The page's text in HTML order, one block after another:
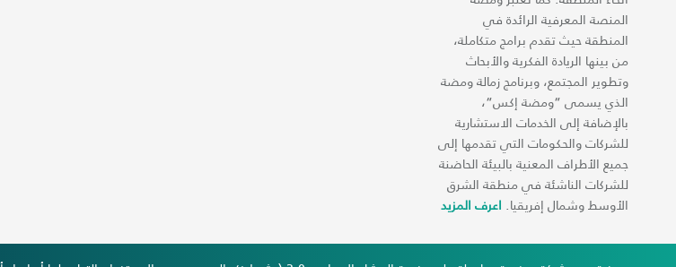
المنصة المعرفية الرائدة في
المنطقة حيث تقدم برامج متكاملة،
من بينها الريادة الفكرية والأبحاث
وتطوير المجتمع، وبرنامج زمالة ومضة
الذي يسمى “ومضة إكس“،
بالإضافة إلى الخدمات الاستشارية
للشركات والحكومات التي تقدمها إلى
جميع الأطراف المعنية بالبيئة الحاضنة
للشركات الناشئة في منطقة الشرق
الأوسط وشمال إفريقيا. اعرف المزيد